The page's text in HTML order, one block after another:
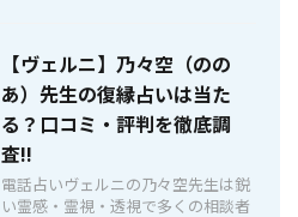
【ヴェルニ】乃々空（のの
あ）先生の復縁占いは当た
る？口コミ・評判を徹底調
査!!
電話占いヴェルニの乃々空先生は鋭
い霊感・霊視・透視で多くの相談者